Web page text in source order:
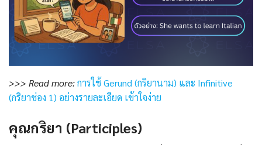
>>> Read more:การใช้ Gerund (กริยานาม) และ Infinitive
(กริยาช่อง 1) อย่างรายละเอียด เข้าใจง่าย
คุณกริยา (Participles)